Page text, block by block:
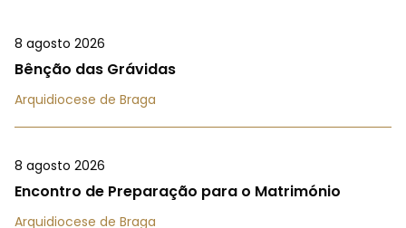
8 agosto 2026
Bênção das Grávidas
Arquidiocese de Braga
8 agosto 2026
Encontro de Preparação para o Matrimónio
Arquidiocese de Braga